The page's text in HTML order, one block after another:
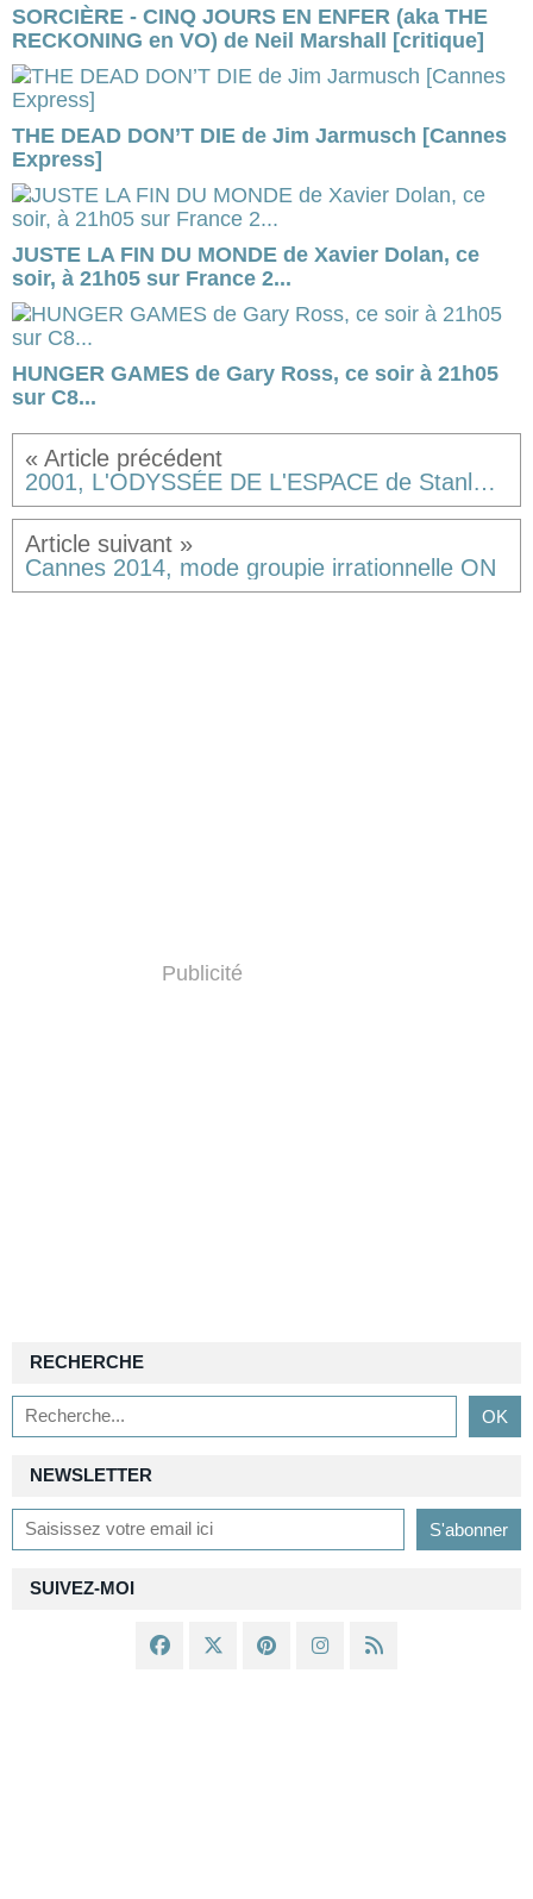
SORCIÈRE - CINQ JOURS EN ENFER (aka THE
RECKONING en VO) de Neil Marshall [critique]
THE DEAD DON’T DIE de Jim Jarmusch [Cannes
Express]
JUSTE LA FIN DU MONDE de Xavier Dolan, ce
soir, à 21h05 sur France 2...
HUNGER GAMES de Gary Ross, ce soir à 21h05
sur C8...
2001, L'ODYSSÉE DE L'ESPACE de Stanley Kubrick [critique]
Cannes 2014, mode groupie irrationnelle ON
Publicité
NEWSLETTER
SUIVEZ-MOI
RECHERCHE